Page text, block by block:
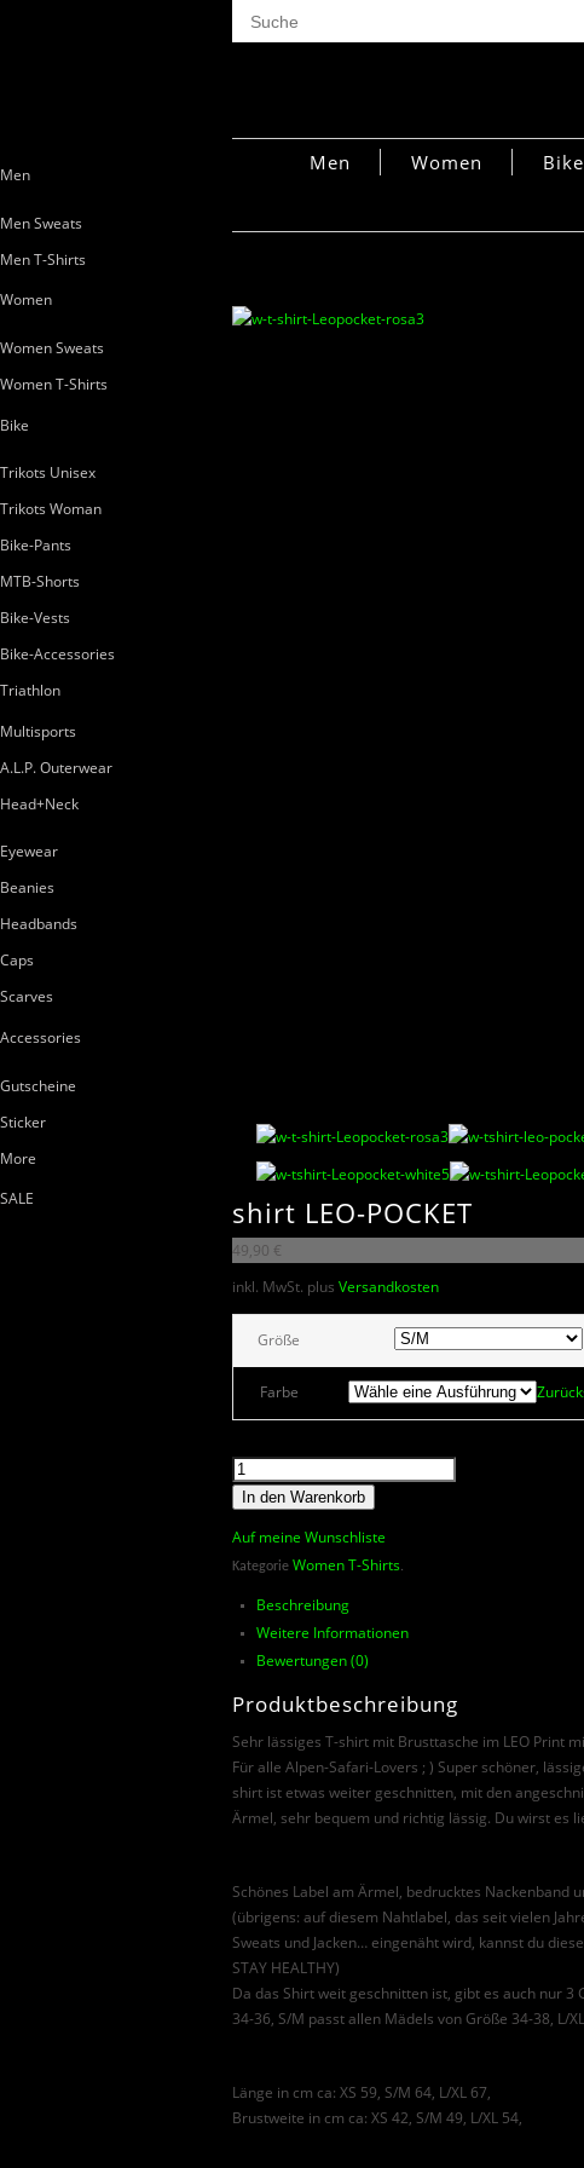
Men
Men Sweats
Men T-Shirts
Women
Women Sweats
Women T-Shirts
Bike
Trikots Unisex
Trikots Woman
Bike-Pants
MTB-Shorts
Bike-Vests
Bike-Accessories
Triathlon
Multisports
A.L.P. Outerwear
Head+Neck
Eyewear
Beanies
Headbands
Caps
Scarves
Accessories
Gutscheine
Sticker
More
SALE
Men Women Bike
shirt LEO-POCKET
49,90 €
inkl. MwSt. plus Versandkosten
Größe
Farbe
In den Warenkorb
Auf meine Wunschliste
Kategorie Women T-Shirts.
Beschreibung
Weitere Informationen
Bewertungen (0)
Produktbeschreibung
Sehr lässiges T-shirt mit Brusttasche im LEO Print
Für alle Alpen-Safari-Lovers ; ) Super schöner,
shirt ist etwas weiter geschnitten, mit den
Ärmel, sehr bequem und richtig lässig. Du wirst es
Schönes Label am Ärmel, bedrucktes Nackenband
(übrigens: auf diesem Nahtlabel, das seit vielen
Sweats und Jacken… eingenäht wird, kannst du
STAY HEALTHY)
Da das Shirt weit geschnitten ist, gibt es auch nur 3
34-36, S/M passt allen Mädels von Größe 34-38, L/
Länge in cm ca: XS 59, S/M 64, L/XL 67,
Brustweite in cm ca: XS 42, S/M 49, L/XL 54,